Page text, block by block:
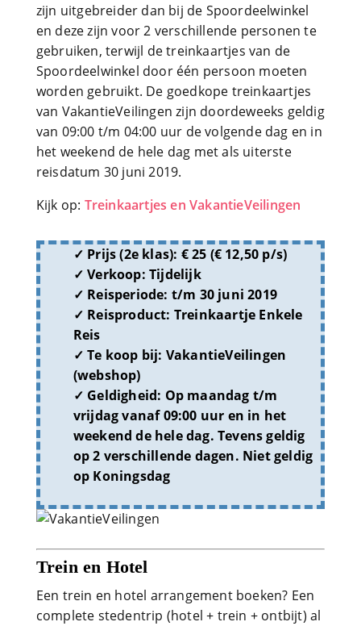
zijn uitgebreider dan bij de Spoordeelwinkel
en deze zijn voor 2 verschillende personen te
gebruiken, terwijl de treinkaartjes van de
Spoordeelwinkel door één persoon moeten
worden gebruikt. De goedkope treinkaartjes
van VakantieVeilingen zijn doordeweeks geldig
van 09:00 t/m 04:00 uur de volgende dag en in
het weekend de hele dag met als uiterste
reisdatum 30 juni 2019.
Kijk op: Treinkaartjes en VakantieVeilingen
Prijs (2e klas): € 25 (€ 12,50 p/s)
Verkoop: Tijdelijk
Reisperiode: t/m 30 juni 2019
Reisproduct: Treinkaartje Enkele
Reis
Te koop bij: VakantieVeilingen
(webshop)
Geldigheid: Op maandag t/m
vrijdag vanaf 09:00 uur en in het
weekend de hele dag. Tevens geldig
op 2 verschillende dagen. Niet geldig
op Koningsdag
Trein en Hotel
Een trein en hotel arrangement boeken? Een
complete stedentrip (hotel + trein + ontbijt) al